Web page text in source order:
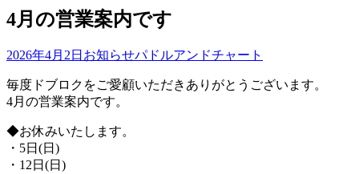
4月の営業案内です
2026年4月2日 お知らせパドルアンドチャート
毎度ドブロクをご愛顧いただきありがとうございます。
4月の営業案内です。
◆お休みいたします。
・5日(日)
・12日(日)